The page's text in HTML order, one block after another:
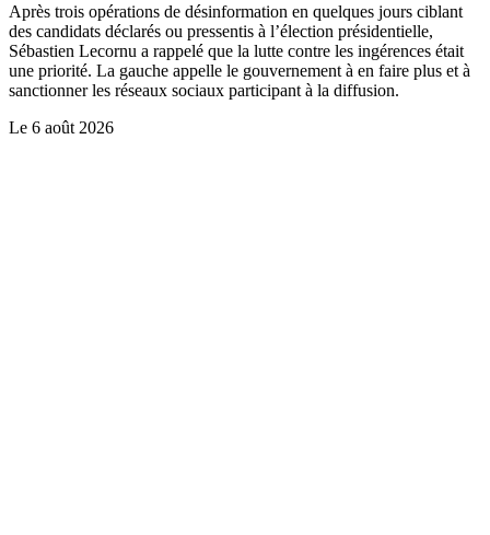
Après trois opérations de désinformation en quelques jours ciblant
des candidats déclarés ou pressentis à l’élection présidentielle,
Sébastien Lecornu a rappelé que la lutte contre les ingérences était
une priorité. La gauche appelle le gouvernement à en faire plus et à
sanctionner les réseaux sociaux participant à la diffusion.
Le 6 août 2026